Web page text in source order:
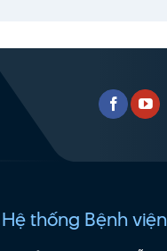
Hệ thống Bệnh viện